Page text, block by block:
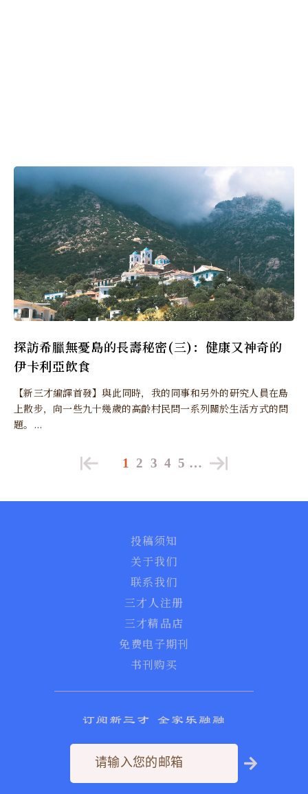
探訪希臘無憂島的長壽秘密(三)：健康又神奇的
伊卡利亞飲食
【新三才編譯首發】與此同時，我的同事和另外的研究人員在島
上散步，向一些九十幾歲的高齡村民問一系列關於生活方式的問
題。...
1 2 3 4 5 …
投稿须知
关于我们
联系我们
三才人注册
三才精品店
免费电子期刊
书刊购买
订阅新三才 全家乐融融